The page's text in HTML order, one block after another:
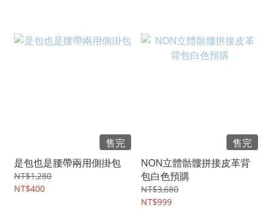
售完
是包也是腰帶兩用側掛包
NT$1,280
NT$400
售完
NON立體骷髏拼接皮革背
包白色預購
NT$3,680
NT$999